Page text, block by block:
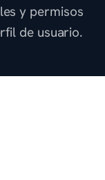
y permisos
de usuario.